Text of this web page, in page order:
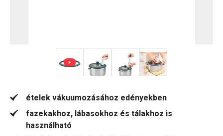
ételek vákuumozásához edényekben
fazekakhoz, lábasokhoz és tálakhoz is
használható